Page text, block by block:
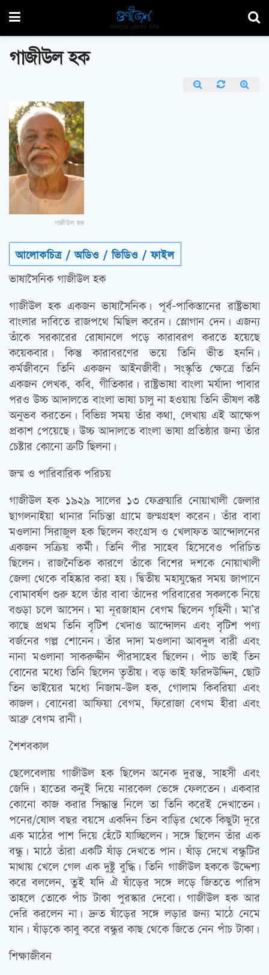
গাজীউল হক
গাজীউল হক
আলোকচিত্র / অডিও / ভিডিও / ফাইল
ভাষাসৈনিক গাজীউল হক
গাজীউল হক একজন ভাষাসৈনিক। পূর্ব-পাকিস্তানের রাষ্ট্রভাষা
বাংলার দাবিতে রাজপথে মিছিল করেন। স্লোগান দেন। এজন্য
তাঁকে সরকারের রোষানলে পড়ে কারাবরণ করতে হয়েছে
কয়েকবার। কিন্তু কারাবরণের ভয়ে তিনি ভীত হননি।
কর্মজীবনে তিনি একজন আইনজীবী। সংস্কৃতি ক্ষেত্রে তিনি
একজন লেখক, কবি, গীতিকার। রাষ্ট্রভাষা বাংলা মর্যাদা পাবার
পরও উচ্চ আদালতে বাংলা ভাষা চালু না হওয়ায় তিনি ভীষণ কষ্ট
অনুভব করতেন। বিভিন্ন সময় তাঁর কথা, লেখায় এই আক্ষেপ
প্রকাশ পেয়েছে। উচ্চ আদালতে বাংলা ভাষা প্রতিষ্ঠার জন্য তাঁর
চেষ্টার কোনো ত্রুটি ছিলনা।
জন্ম ও পারিবারিক পরিচয়
গাজীউল হক ১৯২৯ সালের ১৩ ফেব্রুয়ারি নোয়াখালী জেলার
ছাগলনাইয়া থানার নিচিন্তা গ্রামে জন্মগ্রহণ করেন। তাঁর বাবা
মওলানা সিরাজুল হক ছিলেন কংগ্রেস ও খেলাফত আন্দোলনের
একজন সক্রিয় কর্মী। তিনি পীর সাহেব হিসেবেও পরিচিত
ছিলেন। রাজনৈতিক কারণে তাঁকে বিশের দশকে নোয়াখালী
জেলা থেকে বহিষ্কার করা হয়। দ্বিতীয় মহাযুদ্ধের সময় জাপানে
বোমাবর্ষণ শুরু হলে তাঁর বাবা তাঁদের পরিবারের সকলকে নিয়ে
বগুড়া চলে আসেন। মা নূরজাহান বেগম ছিলেন গৃহিনী। মা’র
কাছে প্রথম তিনি বৃটিশ খেদাও আন্দোলন এবং বৃটিশ পণ্য
বর্জনের গল্প শোনেন। তাঁর দাদা মওলানা আবদুল বারী এবং
নানা মওলানা সাকরুদ্দীন পীরসাহেব ছিলেন। পাঁচ ভাই তিন
বোনের মধ্যে তিনি ছিলেন তৃতীয়। বড় ভাই ফরিদউদ্দিন, ছোট
তিন ভাইয়ের মধ্যে নিজাম-উল হক, গোলাম কিবরিয়া এবং
কাজল। বোনেরা আফিয়া বেগম, ফিরোজা বেগম হীরা এবং
আব্রু বেগম রানী।
শৈশবকাল
ছেলেবেলায় গাজীউল হক ছিলেন অনেক দুরন্ত, সাহসী এবং
জেদি। হাতের কনুই দিয়ে নারকেল ভেঙ্গে ফেলতেন। একবার
কোনো কাজ করার সিদ্ধান্ত নিলে তা তিনি করেই দেখাতেন।
পনের/ষোল বছর বয়সে একদিন তিন বাড়ির থেকে কিছুটা দূরে
এক মাঠের পাশ দিয়ে হেঁটে যাচ্ছিলেন। সঙ্গে ছিলেন তাঁর এক
বন্ধু। মাঠে তাঁরা একটি ষাঁড় দেখতে পান। ষাঁড় দেখে বন্ধুটির
মাথায় খেলে গেল এক দুষ্টু বুদ্ধি। তিনি গাজীউল হককে উদ্দেশ্য
করে বললেন, তুই যদি ঐ ষাঁড়ের সঙ্গে লড়ে জিততে পারিস
তাহলে তোকে পাঁচ টাকা পুরস্কার দেবো। গাজীউল হক আর
দেরি করলেন না। দ্রুত ষাঁড়ের সঙ্গে লড়ার জন্য মাঠে নেমে
যান। ষাঁড়কে কাবু করে বন্ধুর কাছ থেকে জিতে নেন পাঁচ টাকা।
শিক্ষাজীবন